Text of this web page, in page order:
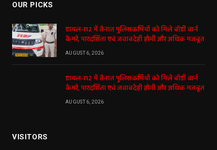
OUR PICKS
डायल-112 में तैनात पुलिसकर्मियों को मिले बॉडी वार्न
कैमरे, पारदर्शिता एवं जवाबदेही होगी और अधिक मजबूत
AUGUST 6, 2026
डायल-112 में तैनात पुलिसकर्मियों को मिले बॉडी वार्न
कैमरे, पारदर्शिता एवं जवाबदेही होगी और अधिक मजबूत
AUGUST 6, 2026
VISITORS